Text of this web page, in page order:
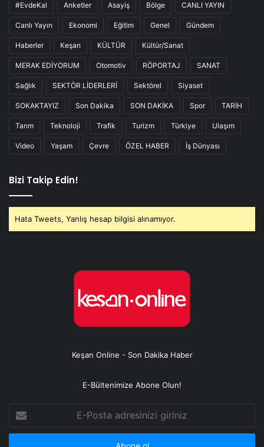
#EvdeKal Anketler Asayiş Bölge CANLI YAYIN
Canlı Yayın Ekonomi Eğitim Genel Gündem
Haberler Keşan KÜLTÜR Kültür/Sanat
MERAK EDİYORUM Otomotiv RÖPORTAJ SANAT
Sağlık SEKTÖR LİDERLERİ Sektörel Siyaset
SOKAKTAYIZ Son Dakika SON DAKİKA Spor TARİH
Tarım Teknoloji Trafik Turizm Türkiye Ulaşım
Video Yaşam Çevre ÖZEL HABER İş Dünyası
Bizi Takip Edin!
Hata Tweets, Yanlış hesap bilgisi alınamıyor.
Keşan Online - Son Dakika Haber
E-Bültenimize Abone Olun!
Posta
adresinizi